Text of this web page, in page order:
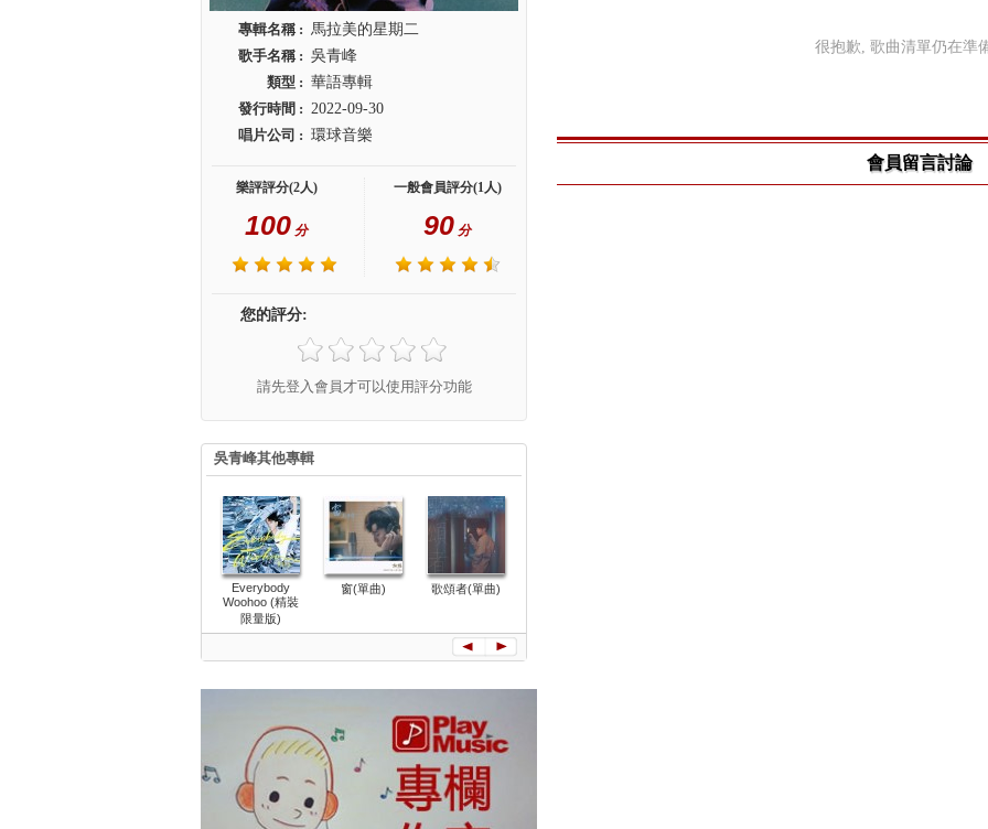
專輯名稱 : 馬拉美的星期二
歌手名稱 : 吳青峰
類型 : 華語專輯
發行時間 : 2022-09-30
唱片公司 : 環球音樂
樂評評分(2人)
100 分
一般會員評分(1人)
90 分
您的評分:
請先登入會員才可以使用評分功能
吳青峰其他專輯
Everybody
Woohoo (精裝
限量版)
窗(單曲) 歌頌者(單曲)
很抱歉, 歌曲清單仍在準
會員留言討論